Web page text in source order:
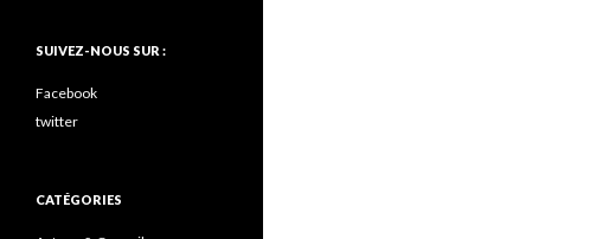
SUIVEZ-NOUS SUR :
Facebook
twitter
CATÉGORIES